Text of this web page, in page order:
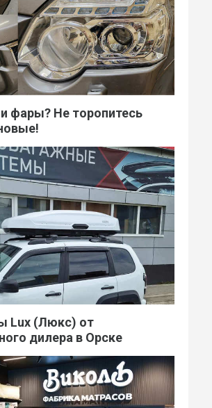
фары? Не торопитесь
Lux (Люкс) от
дилера в Орске